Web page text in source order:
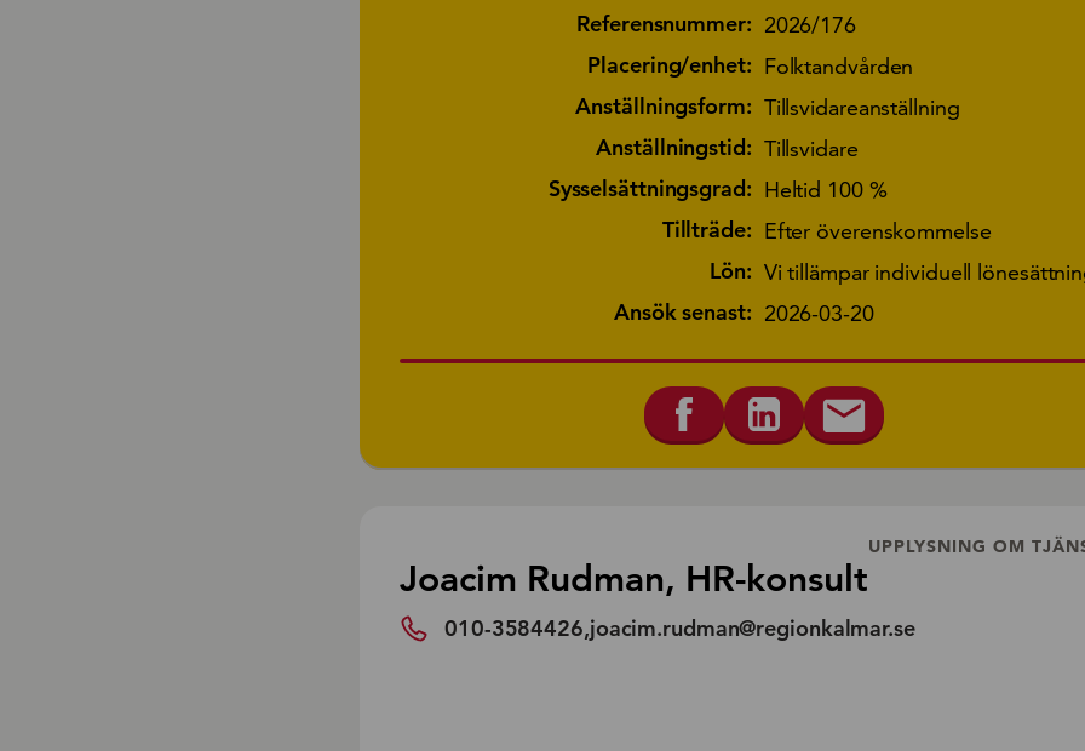
Referensnummer: 2026/176
Placering/enhet: Folktandvården
Anställningsform: Tillsvidareanställning
Anställningstid: Tillsvidare
Sysselsättningsgrad: Heltid 100 %
Tillträde: Efter överenskommelse
Lön: Vi tillämpar individuell
Ansök senast: 2026-03-20
UPPLYSNING OM
Joacim Rudman, HR-konsult
010-3584426,joacim.rudman@regionkalmar.se